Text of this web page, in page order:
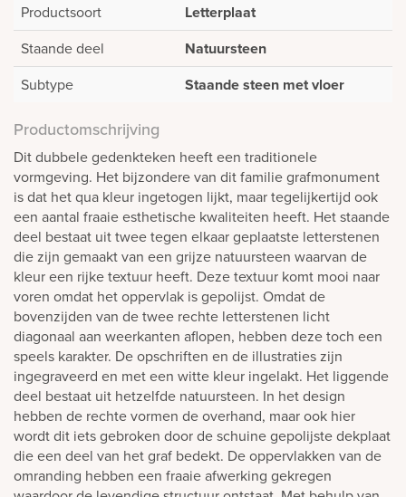
Productsoort Letterplaat
Staande deel Natuursteen
Subtype Staande steen met vloer
Productomschrijving
Dit dubbele gedenkteken heeft een traditionele
vormgeving. Het bijzondere van dit familie grafmonument
is dat het qua kleur ingetogen lijkt, maar tegelijkertijd ook
een aantal fraaie esthetische kwaliteiten heeft. Het staande
deel bestaat uit twee tegen elkaar geplaatste letterstenen
die zijn gemaakt van een grijze natuursteen waarvan de
kleur een rijke textuur heeft. Deze textuur komt mooi naar
voren omdat het oppervlak is gepolijst. Omdat de
bovenzijden van de twee rechte letterstenen licht
diagonaal aan weerkanten aflopen, hebben deze toch een
speels karakter. De opschriften en de illustraties zijn
ingegraveerd en met een witte kleur ingelakt. Het liggende
deel bestaat uit hetzelfde natuursteen. In het design
hebben de rechte vormen de overhand, maar ook hier
wordt dit iets gebroken door de schuine gepolijste dekplaat
die een deel van het graf bedekt. De oppervlakken van de
omranding hebben een fraaie afwerking gekregen